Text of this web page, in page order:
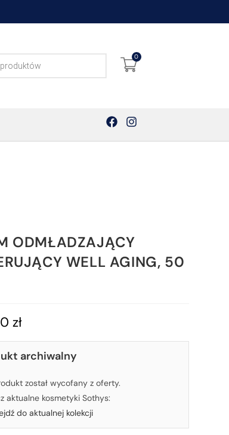
0
ODMŁADZAJĄCY
WELL AGING, 50
zł
archiwalny
został wycofany z oferty.
aktualne kosmetyki Sothys:
do aktualnej kolekcji